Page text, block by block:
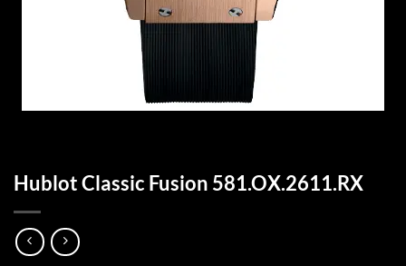
Hublot Classic Fusion 581.OX.2611.RX